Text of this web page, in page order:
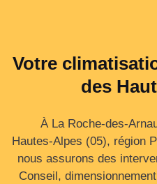
Votre
des
À La Roche-des-
Hautes‑Alpes (05), région
nous assurons des
Conseil,